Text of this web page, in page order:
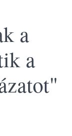
a
a